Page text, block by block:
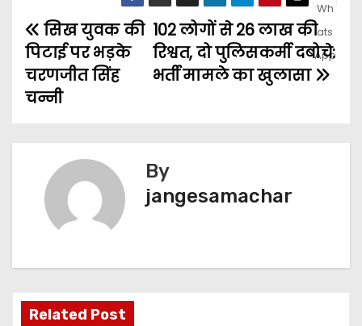
102 लोगों से 26 लाख की
रिश्वत, दो पुलिसकर्मी दबोचे:
भर्ती मामले का खुलासा
सिख युवक की
पिटाई पर भड़के
चरणजीत सिंह
चन्नी
By
jangesamachar
Related Post